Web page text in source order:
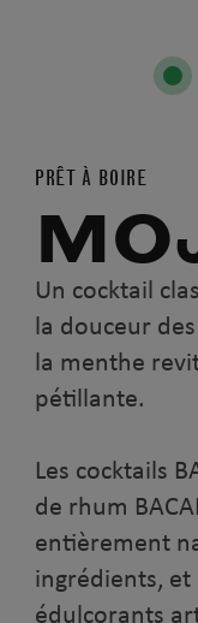
PRÊT À BOIRE
Un cocktail
la douceur
la menthe
pétillante.
Les cocktails
de rhum
entièrement
ingrédients,
édulcorants